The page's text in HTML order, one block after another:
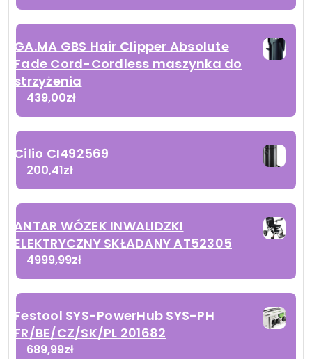
GA.MA GBS Hair Clipper Absolute
Fade Cord-Cordless maszynka do
strzyżenia
439,00zł
Cilio CI492569
200,41zł
ANTAR WÓZEK INWALIDZKI
ELEKTRYCZNY SKŁADANY AT52305
4999,99zł
Festool SYS-PowerHub SYS-PH
FR/BE/CZ/SK/PL 201682
689,99zł